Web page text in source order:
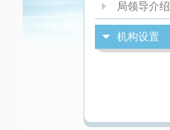
局领导介绍
机构设置